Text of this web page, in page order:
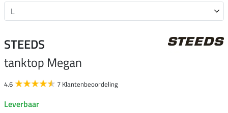
STEEDS
tanktop Megan
4.6 7 Klantenbeoordeling
Leverbaar